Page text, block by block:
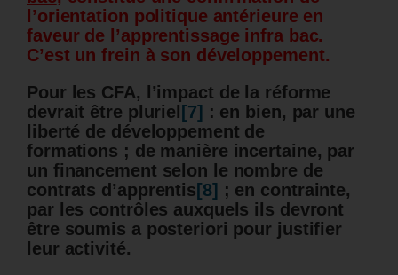
l’orientation politique antérieure en
faveur de l’apprentissage infra bac.
C’est un frein à son développement.
Pour les CFA, l’impact de la réforme
devrait être pluriel [7] : en bien, par une
liberté de développement de
formations ; de manière incertaine, par
un financement selon le nombre de
contrats d’apprentis [8] ; en contrainte,
par les contrôles auxquels ils devront
être soumis a posteriori pour justifier
leur activité.